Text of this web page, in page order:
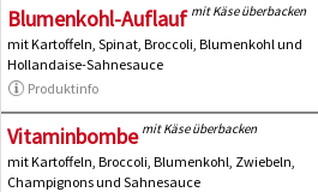
Blumenkohl-Auflauf mit Käse überbacken
mit Kartoffeln, Spinat, Broccoli, Blumenkohl und
Hollandaise-Sahnesauce
Produktinfo
Vitaminbombe mit Käse überbacken
mit Kartoffeln, Broccoli, Blumenkohl, Zwiebeln,
Champignons und Sahnesauce